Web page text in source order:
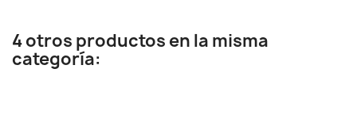
4 otros productos en la misma
categoría: